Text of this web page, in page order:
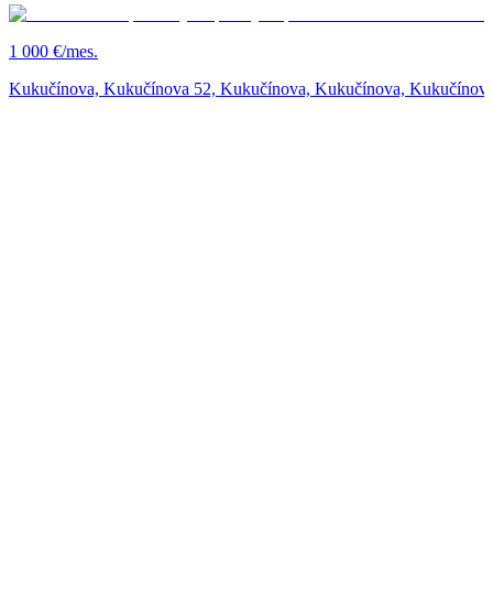
1 000 €/mes.
Kukučínova, Kukučínova 52, Kukučínova, Kukučínova,